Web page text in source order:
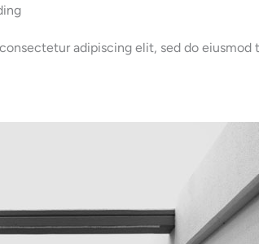
adipiscing elit, sed do